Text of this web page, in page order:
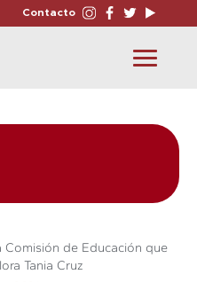
Contacto
Toggle
navigation
Comisión de Educación que
Tania Cruz